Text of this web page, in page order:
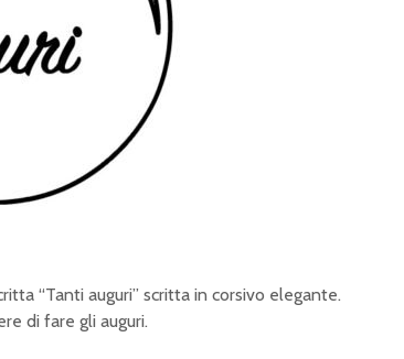
“Tanti auguri” scritta in corsivo elegante.
di fare gli auguri.